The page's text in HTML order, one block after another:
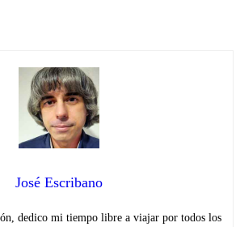
José Escribano
dedico mi tiempo libre a viajar por todos los